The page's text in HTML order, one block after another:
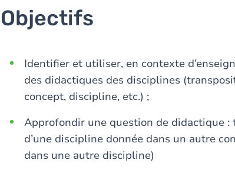
Objectifs
Identifier et utiliser, en contexte
des didactiques des disciplines
concept, discipline, etc.) ;
Approfondir une question de didactique
d’une discipline donnée dans un autre
dans une autre discipline)